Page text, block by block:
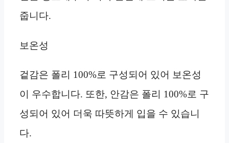
줍니다.
보온성
겉감은 폴리 100%로 구성되어 있어 보온성
이 우수합니다. 또한, 안감은 폴리 100%로 구
성되어 있어 더욱 따뜻하게 입을 수 있습니
다.